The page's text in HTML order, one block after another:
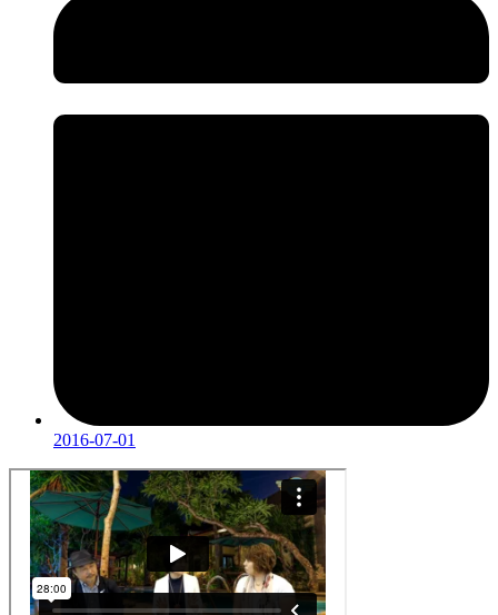
2016-07-01